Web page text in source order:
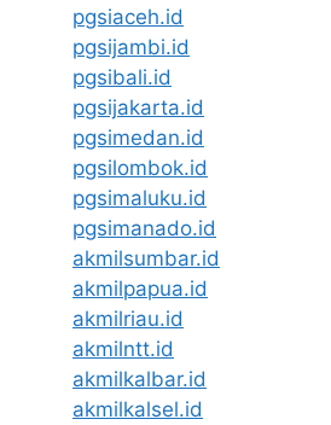
pgsiaceh.id
pgsijambi.id
pgsibali.id
pgsijakarta.id
pgsimedan.id
pgsilombok.id
pgsimaluku.id
pgsimanado.id
akmilsumbar.id
akmilpapua.id
akmilriau.id
akmilntt.id
akmilkalbar.id
akmilkalsel.id